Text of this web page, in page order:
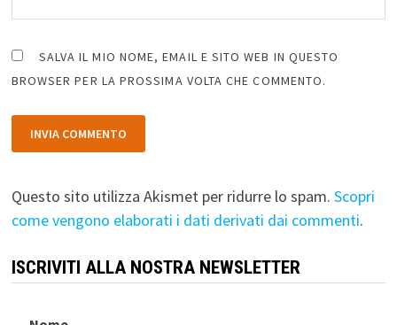
SALVA IL MIO NOME, EMAIL E SITO WEB IN QUESTO
BROWSER PER LA PROSSIMA VOLTA CHE COMMENTO.
Questo sito utilizza Akismet per ridurre lo spam. Scopri
come vengono elaborati i dati derivati dai commenti.
ISCRIVITI ALLA NOSTRA NEWSLETTER